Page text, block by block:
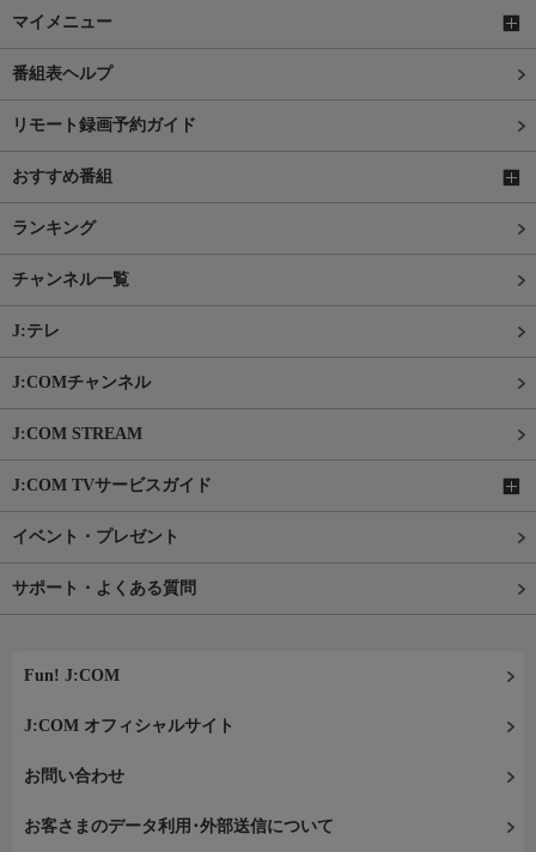
マイメニュー
番組表ヘルプ
リモート録画予約ガイド
おすすめ番組
ランキング
チャンネル一覧
J:テレ
J:COMチャンネル
J:COM STREAM
J:COM TVサービスガイド
イベント・プレゼント
サポート・よくある質問
Fun! J:COM
J:COM オフィシャルサイト
お問い合わせ
お客さまのデータ利用･外部送信について